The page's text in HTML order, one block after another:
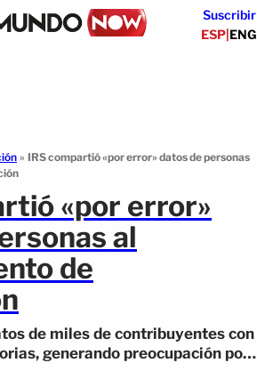
Suscribir
ESP|ENG
» IRS compartió «por error» datos de personas
«por error»
al
de
de miles de contribuyentes con
generando preocupación por